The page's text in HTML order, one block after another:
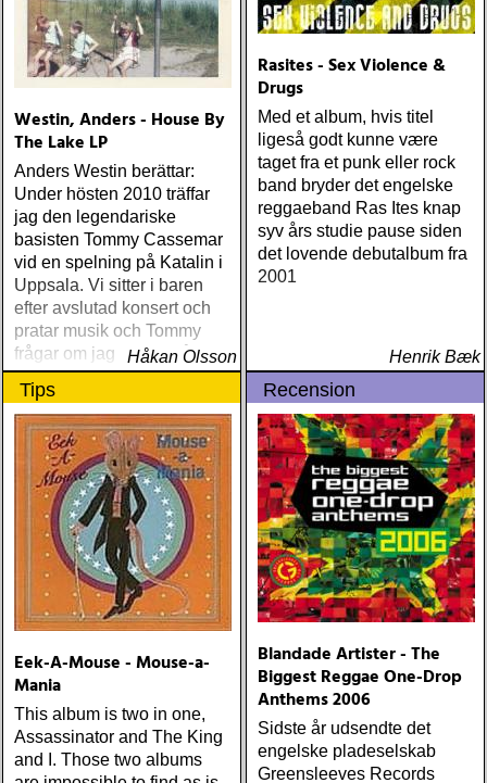
Traoré Beautiful Africa
(Nonesuch) Sam Baker Say
Grace (Sam Baker Music)
Guy Clark My Favorite
Picture Of You (Dualtone)
Richard Lindgren Driftwood
(Rootsy) Chip Taylor Block
Out The Sirens Of This
Lonely World (Trainwreck)
Nick Cave & The Bad
Seeds Push The Sky Away
(Bad Seed) Andi Almqvist
Warsaw Holiday (Rootsy)
Unheard Studio Sessions &
Demos 1971-1972
(Omnivore) Naturligtvis
borde alla årets Rootsy-
plattor vara med på listan,
men jag har istället valt att
bara lista de plattor jag
lyssnat på väsentligt mycket
mer än vad tjänsten kräver
Westin, Anders - House By
The Lake LP
Anders Westin berättar:
Under hösten 2010 träffar
jag den legendariske
basisten Tommy Cassemar
vid en spelning på Katalin i
Uppsala. Vi sitter i baren
efter avslutad konsert och
pratar musik och Tommy
frågar om jag spelar något
instrument
Håkan Olsson
Rasites - Sex Violence &
Drugs
Med et album, hvis titel
ligeså godt kunne være
taget fra et punk eller rock
band bryder det engelske
reggaeband Ras Ites knap
syv års studie pause siden
det lovende debutalbum fra
2001
Henrik Bæk
Tips
Eek-A-Mouse - Mouse-a-
Mania
This album is two in one,
Assassinator and The King
and I. Those two albums
Recension
Blandade Artister - The
Biggest Reggae One-Drop
Anthems 2006
Sidste år udsendte det
engelske pladeselskab
Greensleeves Records